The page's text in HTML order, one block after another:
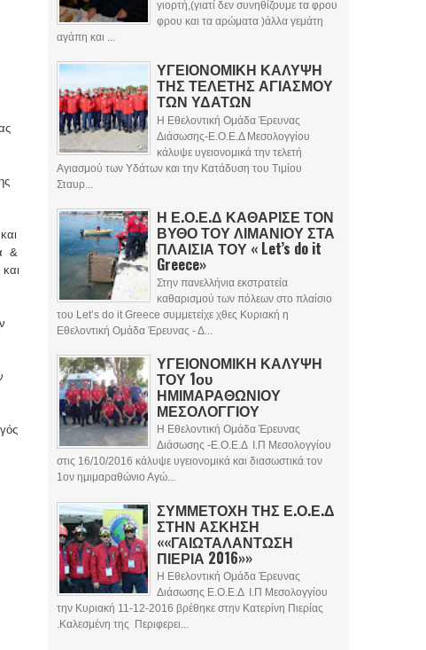
&
γιορτή,(γιατί δεν συνηθίζουμε τα φρου
φρου και τα αρώματα )άλλα γεμάτη
αγάπη και ...
ΥΓΕΙΟΝΟΜΙΚΗ ΚΑΛΥΨΗ
ΤΗΣ ΤΕΛΕΤΗΣ ΑΓΙΑΣΜΟΥ
ΤΩΝ ΥΔΑΤΩΝ
Η Εθελοντική Ομάδα Έρευνας
Διάσωσης-Ε.Ο.Ε.Δ Μεσολογγίου
κάλυψε υγειονομικά την τελετή
Αγιασμού των Υδάτων και την Κατάδυση του Τιμίου
Σταυρ...
Η Ε.Ο.Ε.Δ ΚΑΘΑΡΙΣΕ ΤΟΝ
ΒΥΘΟ ΤΟΥ ΛΙΜΑΝΙΟΥ ΣΤΑ
ΠΛΑΙΣΙΑ ΤΟΥ « Let’s do it
Greece»
Στην πανελλήνια εκστρατεία
καθαρισμού των πόλεων στο πλαίσιο
του Let’s do it Greece συμμετείχε χθες Κυριακή η
Εθελοντική Ομάδα Έρευνας - Δ...
ΥΓΕΙΟΝΟΜΙΚΗ ΚΑΛΥΨΗ
ΤΟΥ 1ου
ΗΜΙΜΑΡΑΘΩΝΙΟΥ
ΜΕΣΟΛΟΓΓΙΟΥ
Η Εθελοντική Ομάδα Έρευνας
Διάσωσης -Ε.Ο.Ε.Δ Ι.Π Μεσολογγίου
στις 16/10/2016 κάλυψε υγειονομικά και διασωστικά τον
1ον ημιμαραθώνιο Αγώ...
ΣΥΜΜΕΤΟΧΗ ΤΗΣ Ε.Ο.Ε.Δ
ΣΤΗΝ ΑΣΚΗΣΗ
««ΓΑΙΩΤΑΛΑΝΤΩΣΗ
ΠΙΕΡΙΑ 2016»»
Η Εθελοντική Ομάδα Έρευνας
Διάσωσης Ε.Ο.Ε.Δ Ι.Π Μεσολογγίου
την Κυριακή 11-12-2016 βρέθηκε στην Κατερίνη Πιερίας
.Καλεσμένη της Περιφερει...